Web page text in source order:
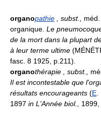
organopathie , subst.
organique. Le
de la mort dans la plupart
à leur terme ultime
fasc. 8 1925, p.211).
organothérapie , subst.
Il est incontestable que
résultats encourageants (E
1897 in L'Année biol., 1899,